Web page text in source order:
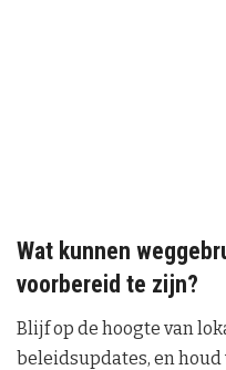
Wat kunnen
voorbereid te zijn?
Blijf op de hoogte van
beleidsupdates, en